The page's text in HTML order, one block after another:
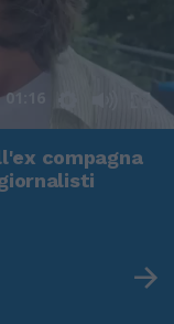
01:16
compagna